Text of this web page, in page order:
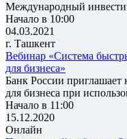
Международный
Начало в 10:00
04.03.2021
г. Ташкент
Вебинар «Система
для бизнеса»
Банк России приглашает
для бизнеса при
Начало в 11:00
15.12.2020
Онлайн